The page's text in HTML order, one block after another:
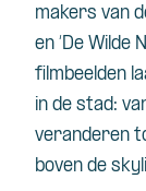
makers van
en ‘De Wilde
filmbeelden
in de stad:
veranderen
boven de